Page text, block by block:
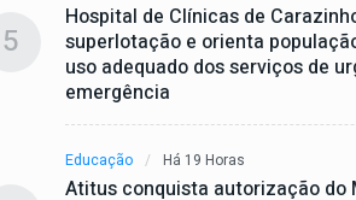
5
Hospital de Clínicas de
superlotação e orienta
uso adequado dos serviços de
emergência
Educação Há 19 Horas
Atitus conquista autorização do